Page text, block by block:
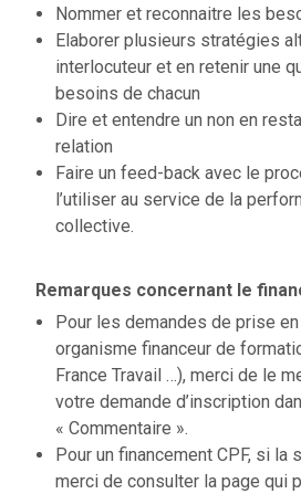
Nommer et reconnaitre les
Elaborer plusieurs stratégies
interlocuteur et en retenir une
besoins de chacun
Dire et entendre un non en
relation
Faire un feed-back avec le
l’utiliser au service de la
collective.
Remarques concernant le
Pour les demandes de prise en
organisme financeur de
France Travail …), merci de le
votre demande d’inscription
« Commentaire ».
Pour un financement CPF, si
merci de consulter la page qui